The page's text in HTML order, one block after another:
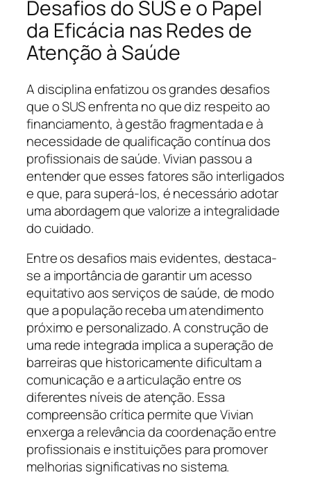
Desafios do SUS e o Papel
da Eficácia nas Redes de
Atenção à Saúde
A disciplina enfatizou os grandes desafios
que o SUS enfrenta no que diz respeito ao
financiamento, à gestão fragmentada e à
necessidade de qualificação contínua dos
profissionais de saúde. Vivian passou a
entender que esses fatores são interligados
e que, para superá-los, é necessário adotar
uma abordagem que valorize a integralidade
do cuidado.
Entre os desafios mais evidentes, destaca-
se a importância de garantir um acesso
equitativo aos serviços de saúde, de modo
que a população receba um atendimento
próximo e personalizado. A construção de
uma rede integrada implica a superação de
barreiras que historicamente dificultam a
comunicação e a articulação entre os
diferentes níveis de atenção. Essa
compreensão crítica permite que Vivian
enxerga a relevância da coordenação entre
profissionais e instituições para promover
melhorias significativas no sistema.